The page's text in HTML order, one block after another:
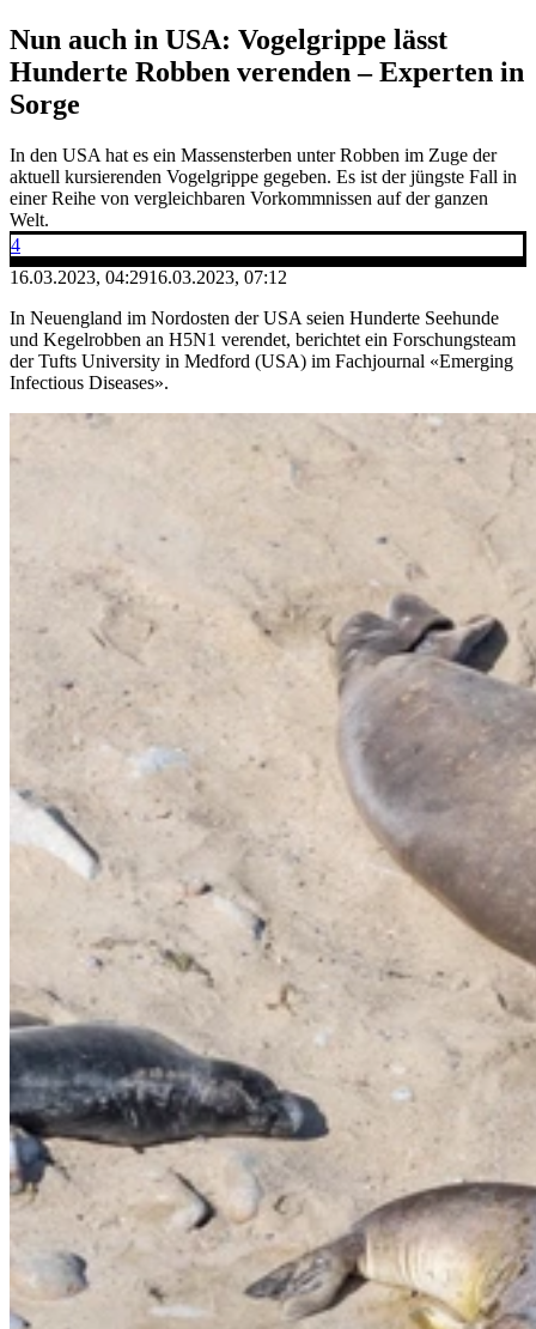
Nun auch in USA: Vogelgrippe lässt
Hunderte Robben verenden – Experten in
Sorge
In den USA hat es ein Massensterben unter Robben im Zuge der
aktuell kursierenden Vogelgrippe gegeben. Es ist der jüngste Fall in
einer Reihe von vergleichbaren Vorkommnissen auf der ganzen
Welt.
4
16.03.2023, 04:2916.03.2023, 07:12
In Neuengland im Nordosten der USA seien Hunderte Seehunde
und Kegelrobben an H5N1 verendet, berichtet ein Forschungsteam
der Tufts University in Medford (USA) im Fachjournal «Emerging
Infectious Diseases».